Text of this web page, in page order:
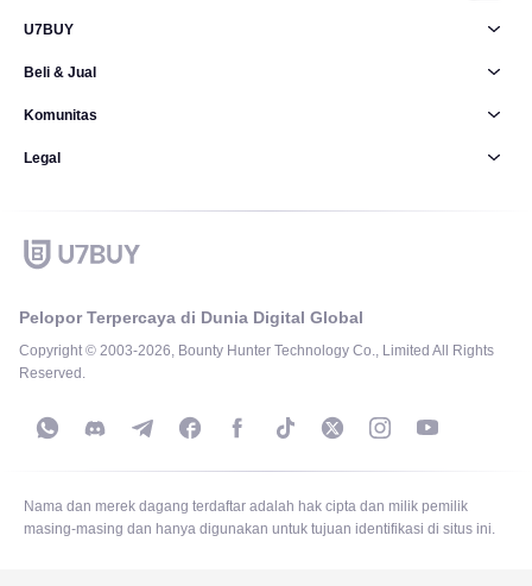
Pelopor Terpercaya di Dunia Digital Global
Copyright © 2003-2026, Bounty Hunter Technology Co., Limited All Rights
Reserved.
U7BUY
Beli & Jual
Komunitas
Legal
Nama dan merek dagang terdaftar adalah hak cipta dan milik pemilik
masing-masing dan hanya digunakan untuk tujuan identifikasi di situs ini.